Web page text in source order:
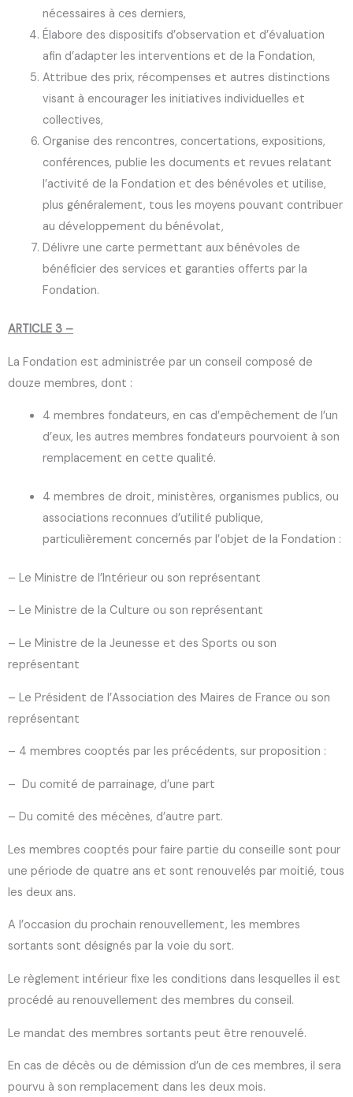
nécessaires à ces derniers,
Élabore des dispositifs d’observation et d’évaluation
afin d’adapter les interventions et de la Fondation,
Attribue des prix, récompenses et autres distinctions
visant à encourager les initiatives individuelles et
collectives,
Organise des rencontres, concertations, expositions,
conférences, publie les documents et revues relatant
l’activité de la Fondation et des bénévoles et utilise,
plus généralement, tous les moyens pouvant contribuer
au développement du bénévolat,
Délivre une carte permettant aux bénévoles de
bénéficier des services et garanties offerts par la
Fondation.
ARTICLE 3 –
La Fondation est administrée par un conseil composé de
douze membres, dont :
4 membres fondateurs, en cas d’empêchement de l’un
d’eux, les autres membres fondateurs pourvoient à son
remplacement en cette qualité.
4 membres de droit, ministères, organismes publics, ou
associations reconnues d’utilité publique,
particulièrement concernés par l’objet de la Fondation :
– Le Ministre de l’Intérieur ou son représentant
– Le Ministre de la Culture ou son représentant
– Le Ministre de la Jeunesse et des Sports ou son
représentant
– Le Président de l’Association des Maires de France ou son
représentant
– 4 membres cooptés par les précédents, sur proposition :
– Du comité de parrainage, d’une part
– Du comité des mécènes, d’autre part.
Les membres cooptés pour faire partie du conseille sont pour
une période de quatre ans et sont renouvelés par moitié, tous
les deux ans.
A l’occasion du prochain renouvellement, les membres
sortants sont désignés par la voie du sort.
Le règlement intérieur fixe les conditions dans lesquelles il est
procédé au renouvellement des membres du conseil.
Le mandat des membres sortants peut être renouvelé.
En cas de décès ou de démission d’un de ces membres, il sera
pourvu à son remplacement dans les deux mois.